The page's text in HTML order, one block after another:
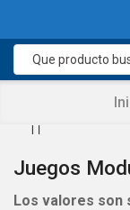
Juegos
Los valores son